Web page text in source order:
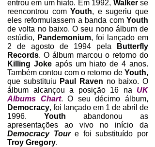
entrou em um hiato. Em 1992, Walkerse
reencontrou comYouth, e sugeriu que
eles reformulassem a banda com Youth
de volta no baixo. O seu nono álbum de
estúdio, Pandemonium, foi lançado em
2 de agosto de 1994 pela
Butterfly
Records. O álbum marcou o retorno do
Killing Jokeapós um hiato de 4 anos.
Também contou com o retorno de Youth,
que substituiu Paul Raven no baixo. O
álbum alcançou a posição 16 na UK
Albums Chart.O seu décimo álbum,
Democracy, foi lançado em 1 de abril de
1996. Youth abandonou as
apresentações ao vivo no início da
Democracy Toure foi substituído por
Troy Gregory.